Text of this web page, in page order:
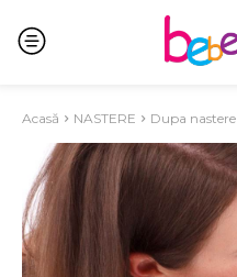
Acasă NASTERE Dupa nastere